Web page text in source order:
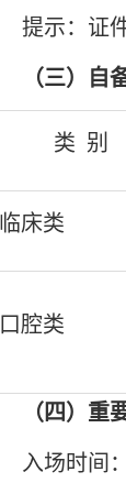
提示：证
（三） 自
类 别
临床类
口腔类
（四）重
入场时间